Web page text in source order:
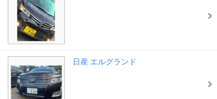
日産 エルグランド